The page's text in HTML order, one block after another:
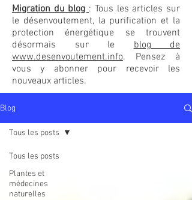
Migration du blog: Tous les articles sur
le désenvoutement, la purification et la
protection énergétique se trouvent
désormais sur leblog de
www.desenvoutement.info. Pensez à
vous y abonner pour recevoir les
nouveaux articles.
Blog
Tous les posts
Plantes et
médecines
naturelles
Tous les posts